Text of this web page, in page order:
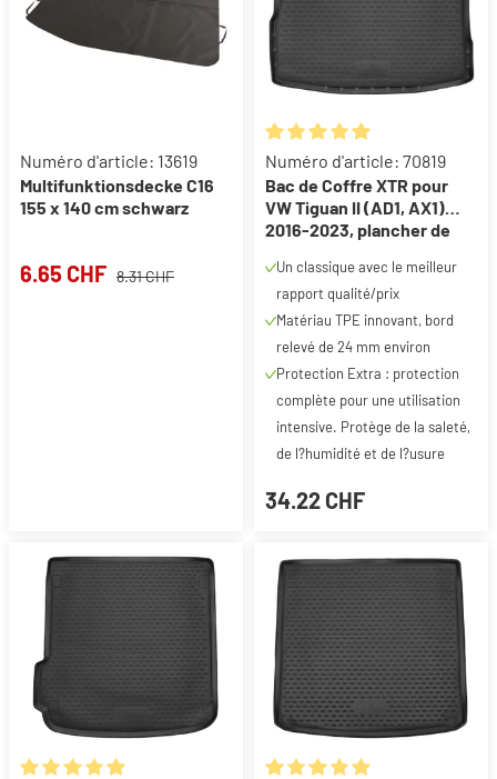
Numéro d'article: 13619
Multifunktionsdecke C16
155 x 140 cm schwarz
6.65 CHF 8.31 CHF
Note moyenne de 4.91 sur 5
Numéro d'article: 70819
Bac de Coffre XTR pour
VW Tiguan II (AD1, AX1)
2016-2023, plancher de
Un classique avec le meilleur
rapport qualité/prix
Matériau TPE innovant, bord
relevé de 24 mm environ
Protection Extra : protection
complète pour une utilisation
intensive. Protège de la saleté,
de l?humidité et de l?usure
34.22 CHF